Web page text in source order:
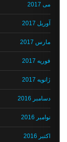
می 2017
آوریل 2017
مارس 2017
فوریه 2017
ژانویه 2017
دسامبر 2016
نوامبر 2016
اکتبر 2016